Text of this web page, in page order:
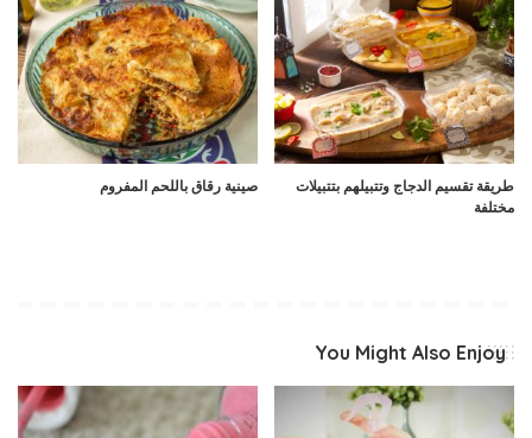
طريقة تقسيم الدجاج وتتبيلهم بتتبيلات
مختلفة
صينية رقاق باللحم المفروم
You Might Also Enjoy